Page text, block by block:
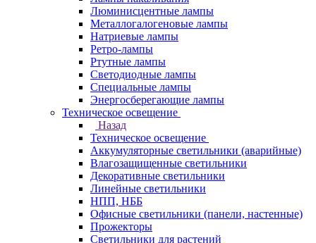
Люминисцентные лампы
Металлогалогеновые лампы
Натриевые лампы
Ретро-лампы
Ртутные лампы
Светодиодные лампы
Специальные лампы
Энергосберегающие лампы
Техническое освещение
Назад
Техническое освещение
Аккумуляторные светильники (аварийные)
Влагозащищенные светильники
Декоративные светильники
Линейные светильники
НПП, НББ
Офисные светильники (панели, настенные)
Прожекторы
Светильники для растений